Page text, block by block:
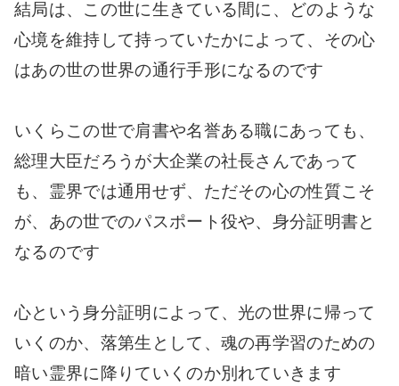
結局は、この世に生きている間に、どのような
心境を維持して持っていたかによって、その心
はあの世の世界の通行手形になるのです
いくらこの世で肩書や名誉ある職にあっても、
総理大臣だろうが大企業の社長さんであって
も、霊界では通用せず、ただその心の性質こそ
が、あの世でのパスポート役や、身分証明書と
なるのです
心という身分証明によって、光の世界に帰って
いくのか、落第生として、魂の再学習のための
暗い霊界に降りていくのか別れていきます